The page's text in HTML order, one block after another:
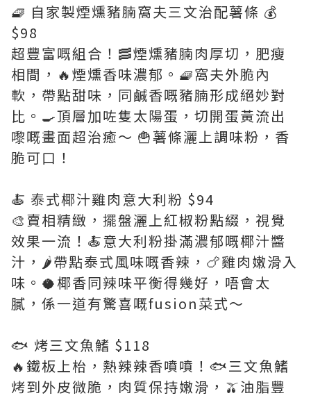
🧇 自家製煙燻豬腩窩夫三文治配薯條 💰
$98
超豐富嘅組合！🥓煙燻豬腩肉厚切，肥瘦
相間，🔥煙燻香味濃郁。🧇窩夫外脆內
軟，帶點甜味，同鹹香嘅豬腩形成絕妙對
比。🍳頂層加咗隻太陽蛋，切開蛋黃流出
嚟嘅畫面超治癒～ 🍟薯條灑上調味粉，香
脆可口！
🍝 泰式椰汁雞肉意大利粉 $94
🎨賣相精緻，擺盤灑上紅椒粉點綴，視覺
效果一流！🍝意大利粉掛滿濃郁嘅椰汁醬
汁，🌶️帶點泰式風味嘅香辣，🍗雞肉嫩滑入
味。🥥椰香同辣味平衡得幾好，唔會太
膩，係一道有驚喜嘅fusion菜式～
🐟 烤三文魚鰭 $118
🔥鐵板上枱，熱辣辣香噴噴！🐟三文魚鰭
烤到外皮微脆，肉質保持嫩滑，🫒油脂豐